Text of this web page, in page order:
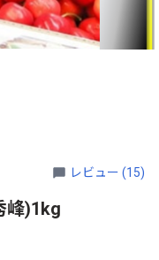
レビュー (15)
峰)1kg